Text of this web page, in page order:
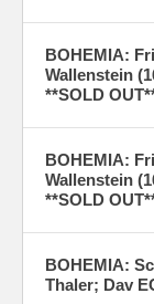
BOHEMIA:
Wallenstein
**SOLD
BOHEMIA:
Wallenstein
**SOLD
BOHEMIA:
Thaler; Dav